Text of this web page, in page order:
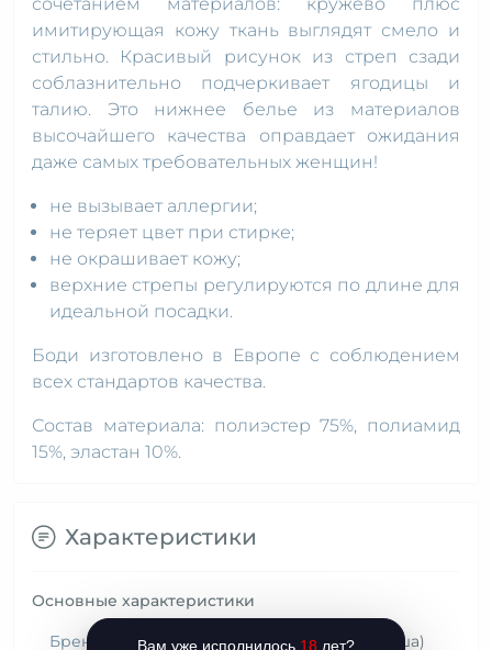
имитирующая кожу ткань выглядят смело и
стильно. Красивый рисунок из стреп сзади
соблазнительно подчеркивает ягодицы и
талию. Это нижнее белье из материалов
высочайшего качества оправдает ожидания
даже самых требовательных женщин!
не вызывает аллергии;
не теряет цвет при стирке;
не окрашивает кожу;
верхние стрепы регулируются по длине для
идеальной посадки.
Боди изготовлено в Европе с соблюдением
всех стандартов качества.
Состав материала: полиэстер 75%, полиамид
15%, эластан 10%.
Характеристики
Основные характеристики
Бренд (Страна) Passion (Польша)
Вам уже исполнилось 18 лет?